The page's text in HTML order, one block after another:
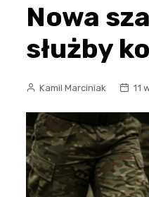
Nowa
służby
Kamil Marciniak 11